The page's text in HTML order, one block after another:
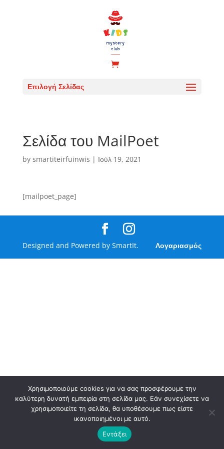
Επιλογή Σελίδας
Σελίδα του MailPoet
by smartiteirfuinwis | Ιούλ 19, 2021
[mailpoet_page]
Designed and Powered by SmartIt. Λογαριασμός
Χρησιμοποιούμε cookies για να σας προσφέρουμε την
καλύτερη δυνατή εμπειρία στη σελίδα μας. Εάν συνεχίσετε να
χρησιμοποιείτε τη σελίδα, θα υποθέσουμε πως είστε
ικανοποιημένοι με αυτό.
Εντάξει